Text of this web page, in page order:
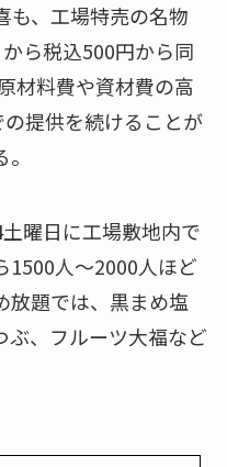
も、工場特売の名物
ら税込500円から同
材料費や資材費の高
提供を続けることが
曜日に工場敷地内で
1500人〜2000人ほど
放題では、黒まめ塩
ぶ、フルーツ大福など